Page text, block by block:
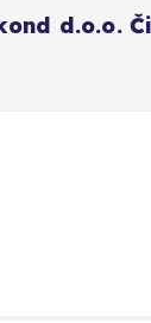
d.o.o.